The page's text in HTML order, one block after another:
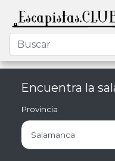
Encuentra la
Provincia